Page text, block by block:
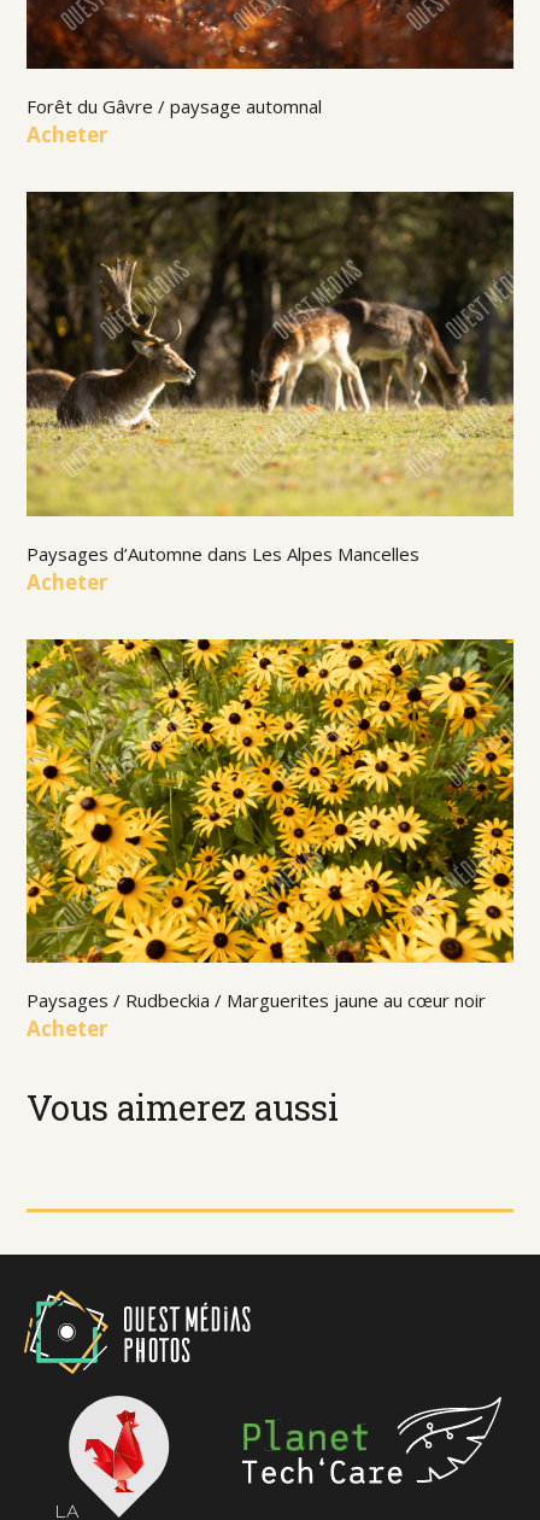
Vous aimerez aussi
Forêt du Gâvre / paysage automnal
Acheter
Paysages d’Automne dans Les Alpes Mancelles
Acheter
Paysages / Rudbeckia / Marguerites jaune au cœur noir
Acheter